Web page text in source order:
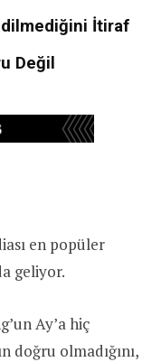
İtiraf
Değil
en popüler
geliyor.
Ay’a hiç
doğru olmadığını,